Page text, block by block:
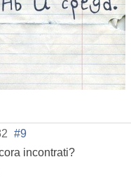
#9
incontrati?